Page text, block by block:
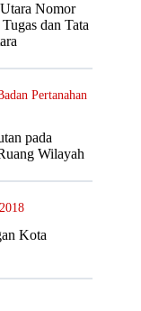
Nomor
dan Tata
Pertanahan
pada
Wilayah
Kota